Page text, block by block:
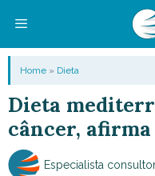
conteúdo
Menu
Home » Dieta
Dieta
câncer, afirma
Especialista